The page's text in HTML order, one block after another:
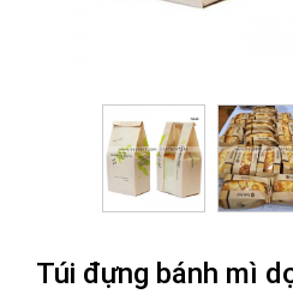
Túi đựng bánh mì